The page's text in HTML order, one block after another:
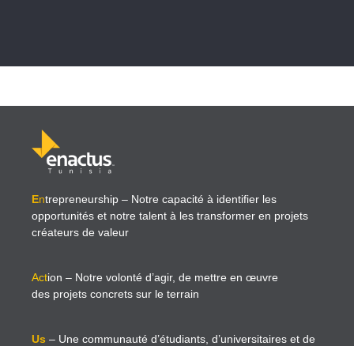
Entrepreneurship – Notre capacité à identifier les
opportunités et notre talent à les transformer en projets
créateurs de valeur
Action – Notre volonté d’agir, de mettre en œuvre
des projets concrets sur le terrain
Us – Une communauté d’étudiants, d’universitaires et de